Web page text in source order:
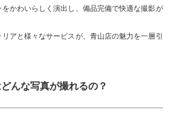
かわいらしく演出し、備品完備で快適な撮影が
アと様々なサービスが、青山店の魅力を一層引
んな写真が撮れるの？